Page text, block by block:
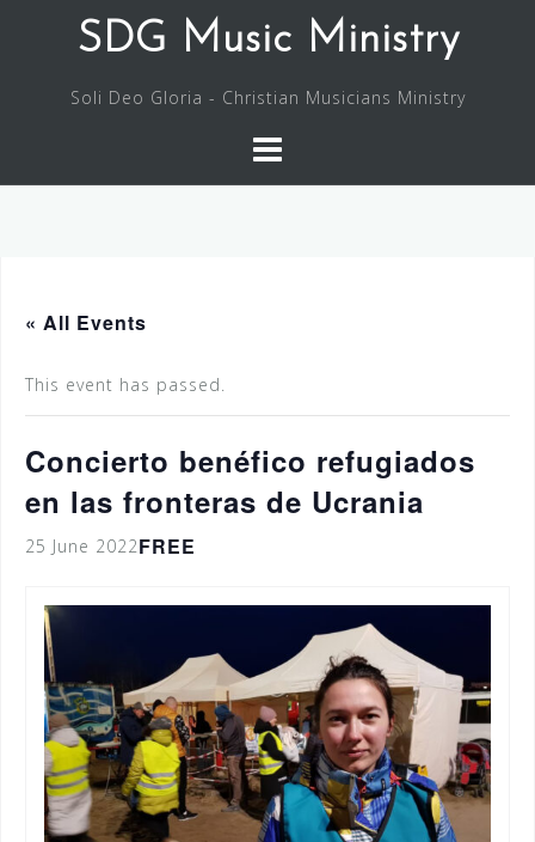
SDG Music Ministry
Soli Deo Gloria - Christian Musicians Ministry
« All Events
This event has passed.
Concierto benéfico refugiados
en las fronteras de Ucrania
25 June 2022FREE